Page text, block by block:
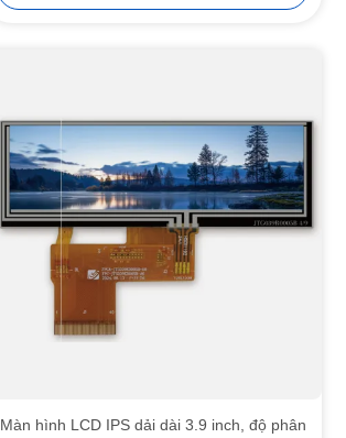
Màn hình LCD IPS dải dài 3.9 inch, độ phân